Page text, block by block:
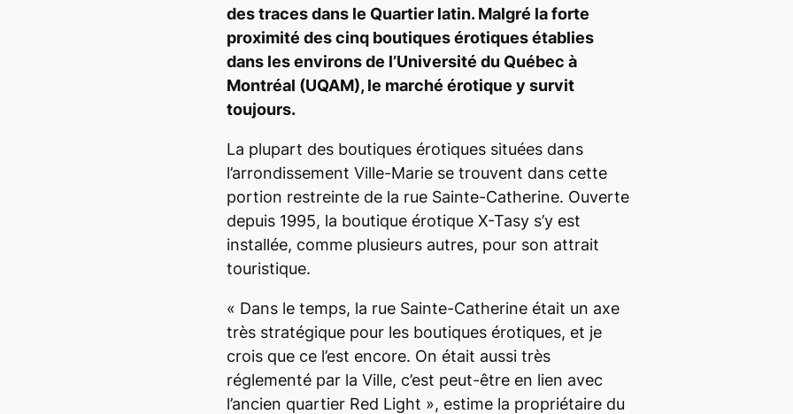
des traces dans le Quartier latin. Malgré la forte
proximité des cinq boutiques érotiques établies
dans les environs de l’Université du Québec à
Montréal (UQAM), le marché érotique y survit
toujours.
La plupart des boutiques érotiques situées dans
l’arrondissement Ville-Marie se trouvent dans cette
portion restreinte de la rue Sainte-Catherine. Ouverte
depuis 1995, la boutique érotique X-Tasy s’y est
installée, comme plusieurs autres, pour son attrait
touristique.
« Dans le temps, la rue Sainte-Catherine était un axe
très stratégique pour les boutiques érotiques, et je
crois que ce l’est encore. On était aussi très
réglementé par la Ville, c’est peut-être en lien avec
l’ancien quartier Red Light », estime la propriétaire du